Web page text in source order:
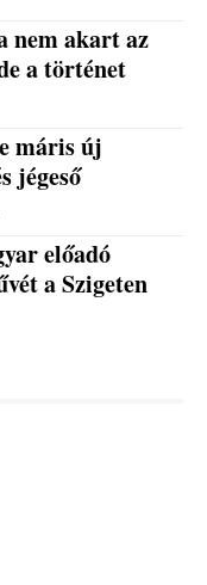
nem akart az
a történet
máris új
jégeső
előadó
a Szigeten